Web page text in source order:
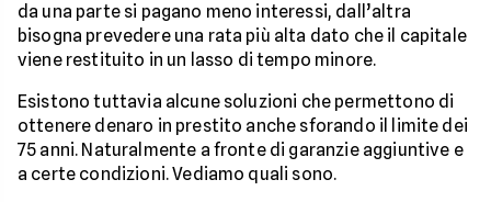
da una parte si pagano meno interessi, dall’altra
bisogna prevedere una rata più alta dato che il capitale
viene restituito in un lasso di tempo minore.
Esistono tuttavia alcune soluzioni che permettono di
ottenere denaro in prestito anche sforando il limite dei
75 anni. Naturalmente a fronte di garanzie aggiuntive e
a certe condizioni. Vediamo quali sono.